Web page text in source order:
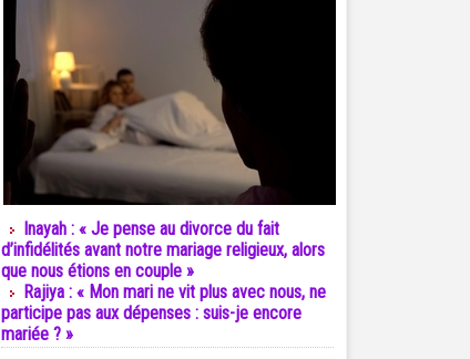
Inayah : « Je pense au divorce du fait
d’infidélités avant notre mariage religieux, alors
que nous étions en couple »
Rajiya : « Mon mari ne vit plus avec nous, ne
participe pas aux dépenses : suis-je encore
mariée ? »